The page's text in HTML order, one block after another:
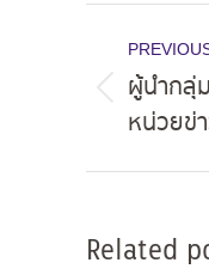
Previous
post:
ผู้นำกลุ่
หน่วยข่
Related